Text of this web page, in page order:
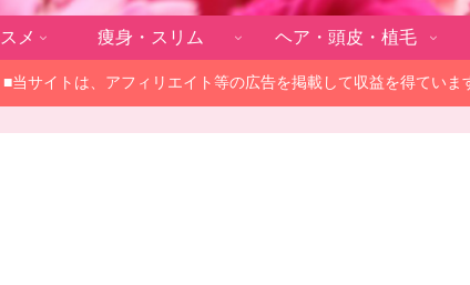
メ 痩身・スリム ヘア・頭皮・植毛
■当サイトは、アフィリエイト等の広告を掲載して収益を得ていま